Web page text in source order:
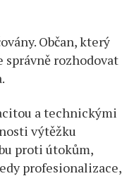
Občan, který
rozhodovat
a technickými
výtěžku
proti útokům,
profesionalizace,